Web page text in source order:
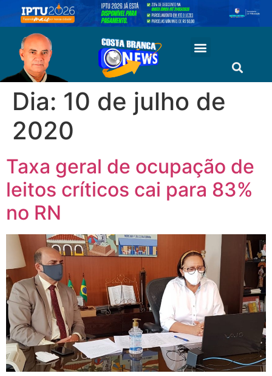
Dia: 10 de julho de
2020
Taxa geral de ocupação de
leitos críticos cai para 83%
no RN